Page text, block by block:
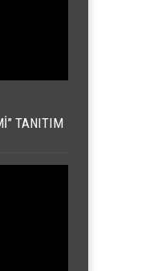
TANITIM